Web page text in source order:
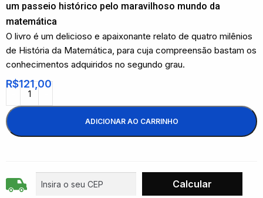
um passeio histórico pelo maravilhoso mundo da
matemática
O livro é um delicioso e apaixonante relato de quatro milênios
de História da Matemática, para cuja compreensão bastam os
conhecimentos adquiridos no segundo grau.
R$121,00
ADICIONAR AO CARRINHO